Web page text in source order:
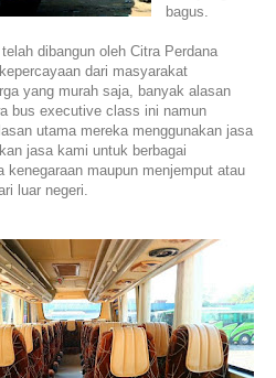
bagus.
dibangun oleh Citra Perdana
dari masyarakat
yang murah saja, banyak alasan
bus executive class ini namun
utama mereka menggunakan jasa
jasa kami untuk berbagai
kenegaraan maupun menjemput atau
luar negeri.